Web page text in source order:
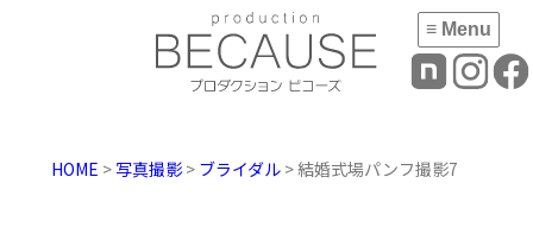
≡ Menu
HOME > 写真撮影> ブライダル > 結婚式場パンフ撮影7